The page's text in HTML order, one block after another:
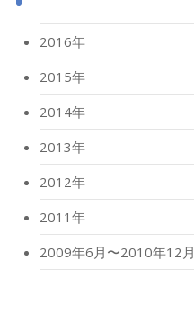
2016年
2015年
2014年
2013年
2012年
2011年
2009年6月〜2010年12月